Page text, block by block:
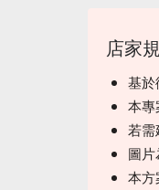
店家
基於
本專
若需
圖
本方